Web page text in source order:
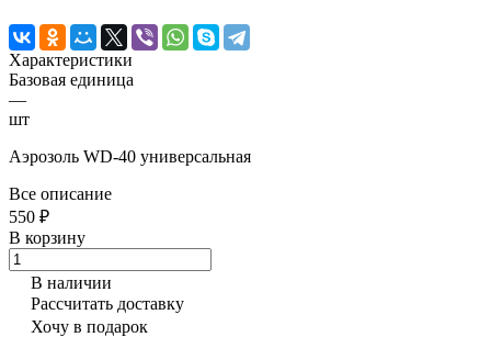
Характеристики
Базовая единица
—
шт
Аэрозоль WD-40 универсальная
Все описание
550 ₽
В корзину
В наличии
Рассчитать доставку
Хочу в подарок